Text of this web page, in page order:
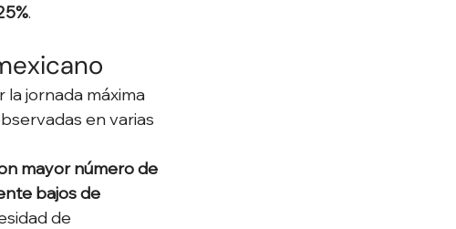
.
jornada máxima
en varias
mayor número de
bajos de
de